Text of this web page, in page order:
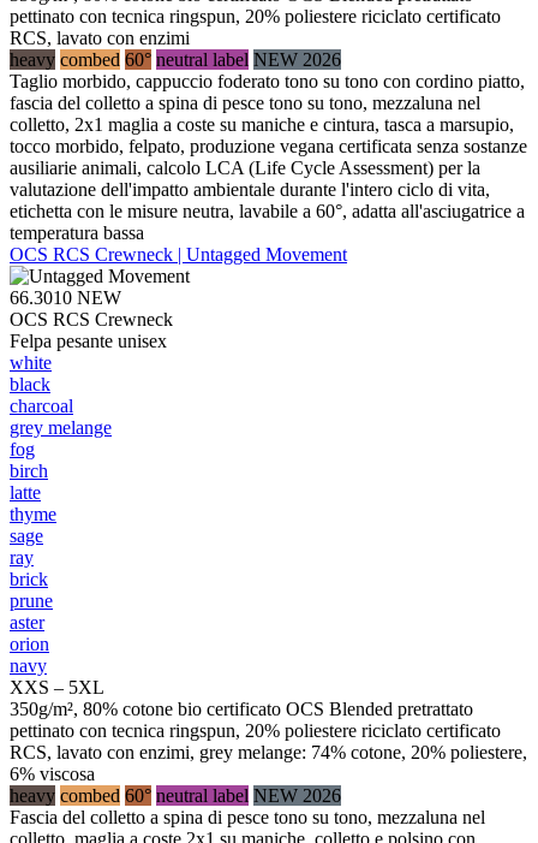
pettinato con tecnica ringspun, 20% poliestere riciclato certificato
RCS, lavato con enzimi
heavy combed 60° neutral label NEW 2026
Taglio morbido, cappuccio foderato tono su tono con cordino piatto,
fascia del colletto a spina di pesce tono su tono, mezzaluna nel
colletto, 2x1 maglia a coste su maniche e cintura, tasca a marsupio,
tocco morbido, felpato, produzione vegana certificata senza sostanze
ausiliarie animali, calcolo LCA (Life Cycle Assessment) per la
valutazione dell'impatto ambientale durante l'intero ciclo di vita,
etichetta con le misure neutra, lavabile a 60°, adatta all'asciugatrice a
temperatura bassa
OCS RCS Crewneck | Untagged Movement
66.3010 NEW
OCS RCS Crewneck
Felpa pesante unisex
white
black
charcoal
grey melange
fog
birch
latte
thyme
sage
ray
brick
prune
aster
orion
navy
XXS – 5XL
350g/m², 80% cotone bio certificato OCS Blended pretrattato
pettinato con tecnica ringspun, 20% poliestere riciclato certificato
RCS, lavato con enzimi, grey melange: 74% cotone, 20% poliestere,
6% viscosa
heavy combed 60° neutral label NEW 2026
Fascia del colletto a spina di pesce tono su tono, mezzaluna nel
colletto, maglia a coste 2x1 su maniche, colletto e polsino con